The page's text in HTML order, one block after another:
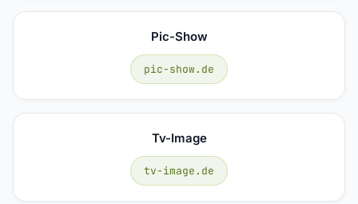
Pic-Show
pic-show.de
Tv-Image
tv-image.de